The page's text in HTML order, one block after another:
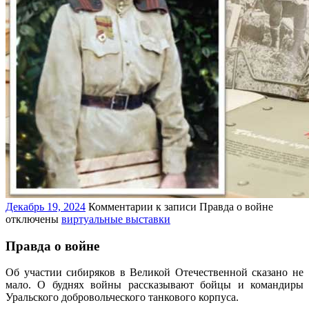
Декабрь 19, 2024 Комментарии к записи Правда о войне
отключены виртуальные выставки
Правда о войне
Об участии сибиряков в Великой Отечественной сказано не
мало. О буднях войны рассказывают бойцы и командиры
Уральского добровольческого танкового корпуса.